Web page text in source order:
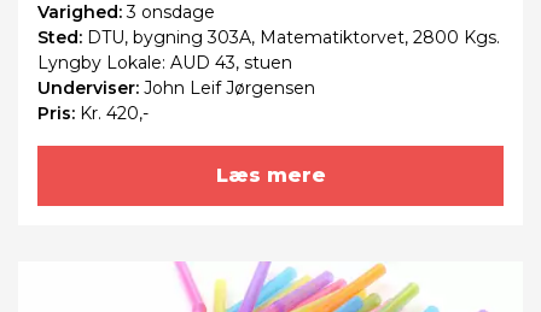
Varighed:3 onsdage
Sted: DTU, bygning 303A, Matematiktorvet, 2800 Kgs.
Lyngby Lokale: AUD 43, stuen
Underviser: John Leif Jørgensen
Pris: Kr. 420,-
Læs mere